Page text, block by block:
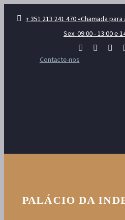
+ 351 213 241 470 «Chamada
Sex. 09:00 - 13:00 e
Contacte-nos
PALÁCIO DA